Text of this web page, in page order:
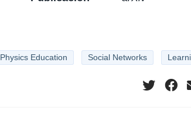
Physics Education Social Networks